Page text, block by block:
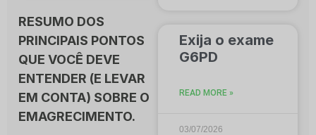
RESUMO DOS
PRINCIPAIS PONTOS
QUE VOCÊ DEVE
ENTENDER (E LEVAR
EM CONTA) SOBRE O
EMAGRECIMENTO.
Exija o exame
G6PD
READ MORE »
03/07/2026